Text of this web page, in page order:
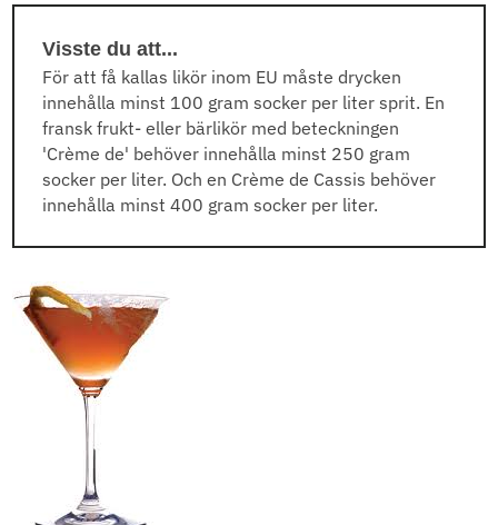
Visste du att...
För att få kallas likör inom EU måste drycken
innehålla minst 100 gram socker per liter sprit. En
fransk frukt- eller bärlikör med beteckningen
'Crème de' behöver innehålla minst 250 gram
socker per liter. Och en Crème de Cassis behöver
innehålla minst 400 gram socker per liter.